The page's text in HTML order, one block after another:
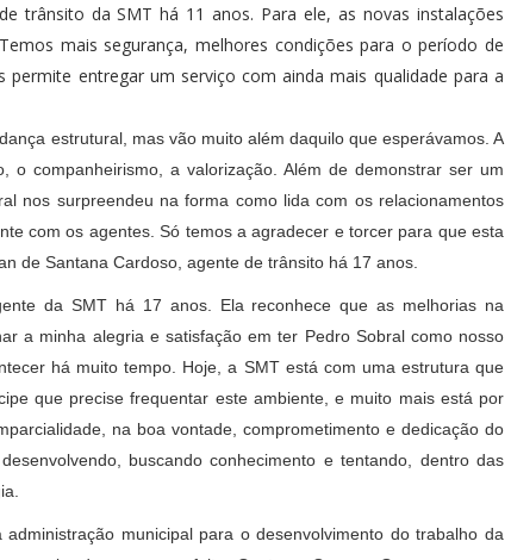
trânsito da SMT há 11 anos. Para ele, as novas instalações
mais segurança, melhores condições para o período de
entregar um serviço com ainda mais qualidade para a
estrutural, mas vão muito além daquilo que esperávamos. A
o companheirismo, a valorização. Além de demonstrar ser um
nos surpreendeu na forma como lida com os relacionamentos
com os agentes. Só temos a agradecer e torcer para que esta
de Santana Cardoso, agente de trânsito há 17 anos.
da SMT há 17 anos. Ela reconhece que as melhorias na
a minha alegria e satisfação em ter Pedro Sobral como nosso
há muito tempo. Hoje, a SMT está com uma estrutura que
que precise frequentar este ambiente, e muito mais está por
na boa vontade, comprometimento e dedicação do
buscando conhecimento e tentando, dentro das
municipal para o desenvolvimento do trabalho da